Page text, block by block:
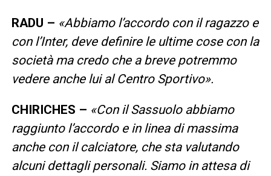
RADU – «Abbiamo l’accordo con il ragazzo e
con l’Inter, deve definire le ultime cose con la
società ma credo che a breve potremmo
vedere anche lui al Centro Sportivo».
CHIRICHES – «Con il Sassuolo abbiamo
raggiunto l’accordo e in linea di massima
anche con il calciatore, che sta valutando
alcuni dettagli personali. Siamo in attesa di